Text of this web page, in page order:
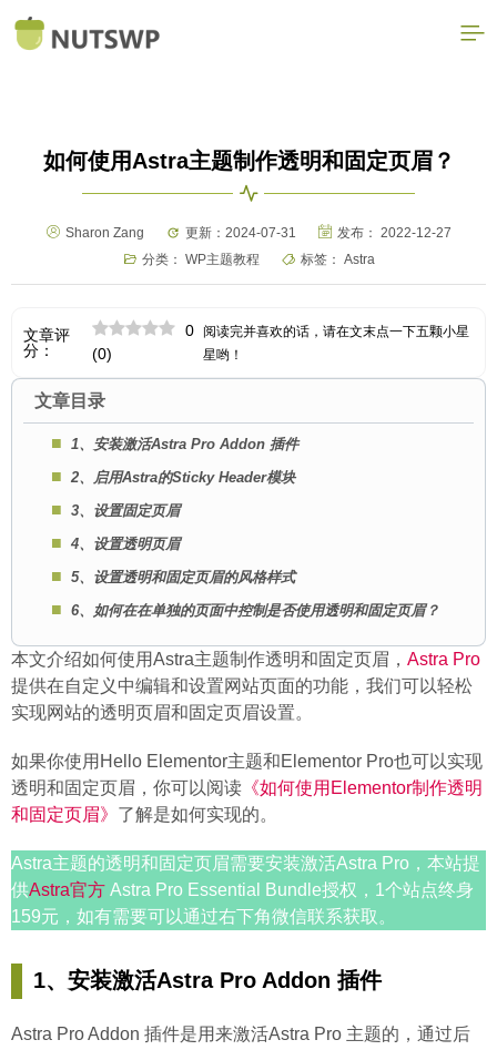
如何使用Astra主题制作透明和固定页眉？
Sharon Zang 更新：2024-07-31 发布： 2022-12-27
分类： WP主题教程 标签： Astra
文章评
分：
0
(0)
阅读完并喜欢的话，请在文末点一下五颗小星
星哟！
文章目录
1、安装激活Astra Pro Addon 插件
2、启用Astra的Sticky Header模块
3、设置固定页眉
4、设置透明页眉
5、设置透明和固定页眉的风格样式
6、如何在在单独的页面中控制是否使用透明和固定页眉？
本文介绍如何使用Astra主题制作透明和固定页眉， Astra Pro
提供在自定义中编辑和设置网站页面的功能，我们可以轻松
实现网站的透明页眉和固定页眉设置。
如果你使用Hello Elementor主题和Elementor Pro也可以实现
透明和固定页眉，你可以阅读 《如何使用Elementor制作透明
和固定页眉》 了解是如何实现的。
Astra主题的透明和固定页眉需要安装激活Astra Pro，本站提
供Astra官方 Astra Pro Essential Bundle授权，1个站点终身
159元，如有需要可以通过右下角微信联系获取。
1、安装激活Astra Pro Addon 插件
Astra Pro Addon 插件是用来激活Astra Pro 主题的，通过后